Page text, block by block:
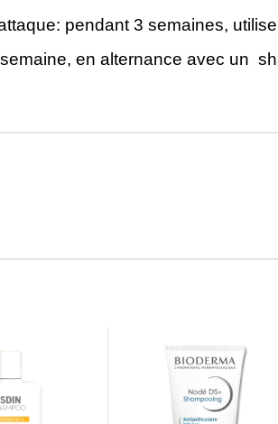
pendant 3 semaines,
en alternance avec un